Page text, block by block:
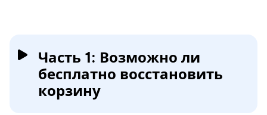
Часть 1: Возможно ли
бесплатно восстановить
корзину